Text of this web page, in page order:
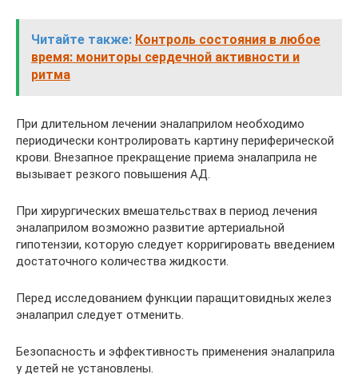
Читайте также: Контроль состояния в любое
время: мониторы сердечной активности и
ритма
При длительном лечении эналаприлом необходимо
периодически контролировать картину периферической
крови. Внезапное прекращение приема эналаприла не
вызывает резкого повышения АД.
При хирургических вмешательствах в период лечения
эналаприлом возможно развитие артериальной
гипотензии, которую следует корригировать введением
достаточного количества жидкости.
Перед исследованием функции паращитовидных желез
эналаприл следует отменить.
Безопасность и эффективность применения эналаприла
у детей не установлены.